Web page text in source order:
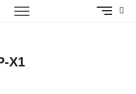
/ Diseño
INDUSTRIAL
B
o
X1